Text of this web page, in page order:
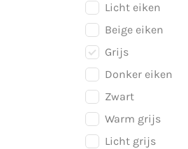
Licht eiken
Beige eiken
Grijs
Donker eiken
Zwart
Warm grijs
Licht grijs